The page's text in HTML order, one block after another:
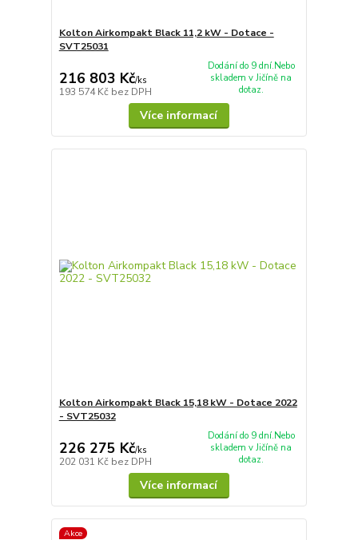
Kolton Airkompakt Black 11,2 kW - Dotace -
SVT25031
216 803 Kč/ks
193 574 Kč bez DPH
Dodání do 9 dní.Nebo
skladem v Jičíně na
dotaz.
Více informací
Kolton Airkompakt Black 15,18 kW - Dotace 2022
- SVT25032
226 275 Kč/ks
202 031 Kč bez DPH
Dodání do 9 dní.Nebo
skladem v Jičíně na
dotaz.
Více informací
Akce